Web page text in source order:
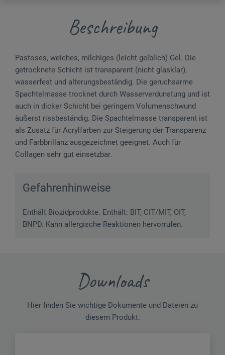
Beschreibung
Pastoses, weiches, milchiges (leicht gelblich) Gel. Die
getrocknete Schicht ist transparent (nicht glasklar),
wasserfest und alterungsbeständig. Die geruchsarme
Spachtelmasse trocknet durch Wasserverdunstung und ist
auch in dicker Schicht bei geringem Volumenschwund
äußerst rissbeständig. Die Spachtelmasse transparent ist
als Zusatz für Acrylfarben zur Steigerung der Transparenz
und Farbbrillanz ausgezeichnet geeignet. Auch für
Collagen sehr gut einsetzbar.
Gefahrenhinweise
Enthält Biozidprodukte. Enthält: BIT, CIT/MIT, OIT,
BNPD. Kann allergische Reaktionen hervorrufen.
Downloads
Hier finden Sie wichtige Dokumente und Dateien zu
diesem Produkt.